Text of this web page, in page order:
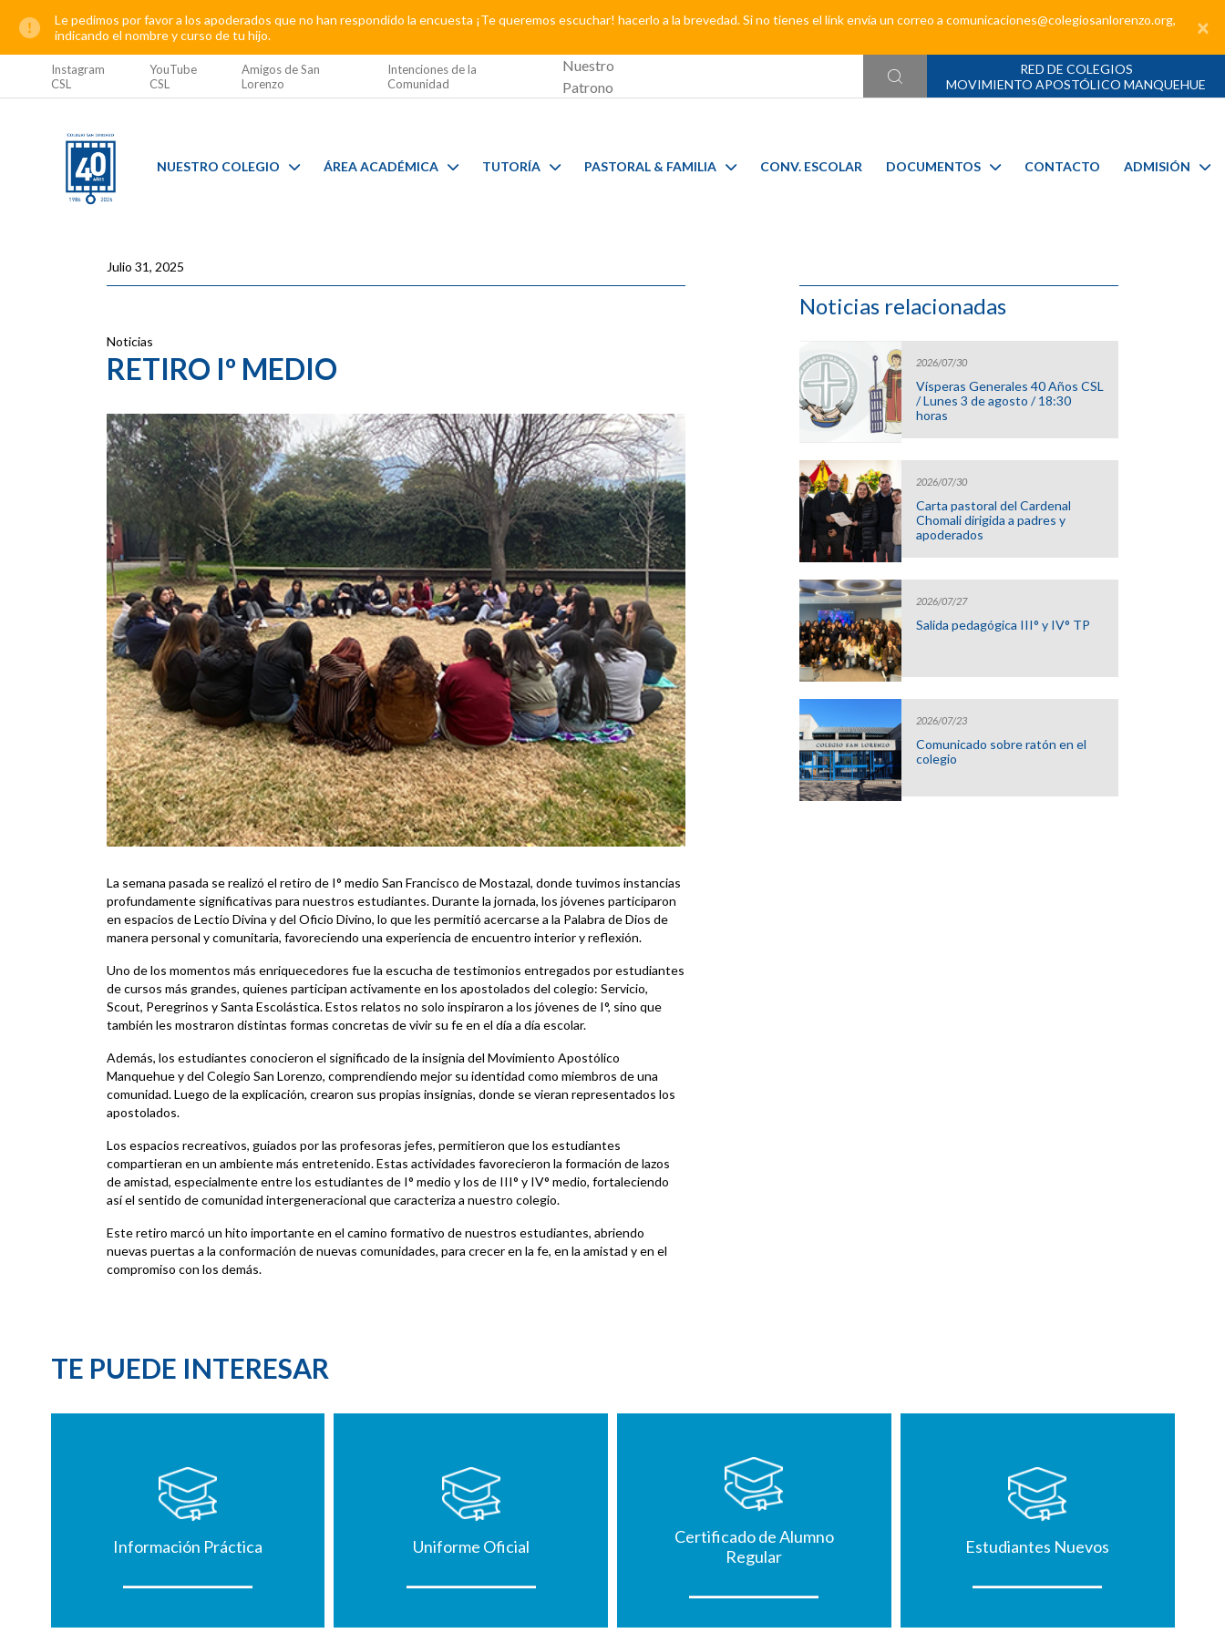
Le pedimos por favor a los apoderados que no han respondido la encuesta ¡Te queremos escuchar! hacerlo a la brevedad. Si no tienes el link envía un correo a comunicaciones@colegiosanlorenzo.org,
indicando el nombre y curso de tu hijo.
×
Instagram
CSL
YouTube
CSL
Amigos de San
Lorenzo
Intenciones de la
Comunidad
Nuestro
Patrono
RED DE COLEGIOS
MOVIMIENTO APOSTÓLICO MANQUEHUE
NUESTRO COLEGIO ÁREA ACADÉMICA TUTORÍA PASTORAL & FAMILIA CONV. ESCOLAR DOCUMENTOS CONTACTO ADMISIÓN
Julio 31, 2025
Noticias
RETIRO Iº MEDIO
La semana pasada se realizó el retiro de I° medio San Francisco de Mostazal, donde tuvimos instancias
profundamente significativas para nuestros estudiantes. Durante la jornada, los jóvenes participaron
en espacios de Lectio Divina y del Oficio Divino, lo que les permitió acercarse a la Palabra de Dios de
manera personal y comunitaria, favoreciendo una experiencia de encuentro interior y reflexión.
Uno de los momentos más enriquecedores fue la escucha de testimonios entregados por estudiantes
de cursos más grandes, quienes participan activamente en los apostolados del colegio: Servicio,
Scout, Peregrinos y Santa Escolástica. Estos relatos no solo inspiraron a los jóvenes de I°, sino que
también les mostraron distintas formas concretas de vivir su fe en el día a día escolar.
Además, los estudiantes conocieron el significado de la insignia del Movimiento Apostólico
Manquehue y del Colegio San Lorenzo, comprendiendo mejor su identidad como miembros de una
comunidad. Luego de la explicación, crearon sus propias insignias, donde se vieran representados los
apostolados.
Los espacios recreativos, guiados por las profesoras jefes, permitieron que los estudiantes
compartieran en un ambiente más entretenido. Estas actividades favorecieron la formación de lazos
de amistad, especialmente entre los estudiantes de I° medio y los de III° y IV° medio, fortaleciendo
así el sentido de comunidad intergeneracional que caracteriza a nuestro colegio.
Este retiro marcó un hito importante en el camino formativo de nuestros estudiantes, abriendo
nuevas puertas a la conformación de nuevas comunidades, para crecer en la fe, en la amistad y en el
compromiso con los demás.
Noticias relacionadas
2026/07/30
Vísperas Generales 40 Años CSL
/ Lunes 3 de agosto / 18:30
horas
2026/07/30
Carta pastoral del Cardenal
Chomali dirigida a padres y
apoderados
2026/07/27
Salida pedagógica III° y IV° TP
2026/07/23
Comunicado sobre ratón en el
colegio
TE PUEDE INTERESAR
Información Práctica Uniforme Oficial
Certificado de Alumno
Regular
Estudiantes Nuevos